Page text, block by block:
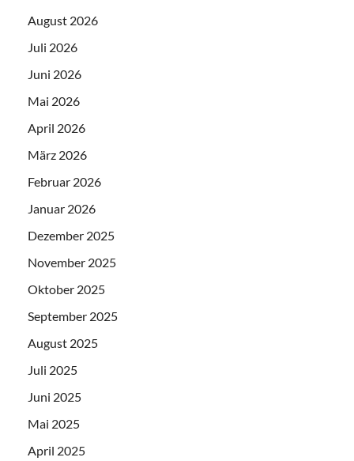
August 2026
Juli 2026
Juni 2026
Mai 2026
April 2026
März 2026
Februar 2026
Januar 2026
Dezember 2025
November 2025
Oktober 2025
September 2025
August 2025
Juli 2025
Juni 2025
Mai 2025
April 2025